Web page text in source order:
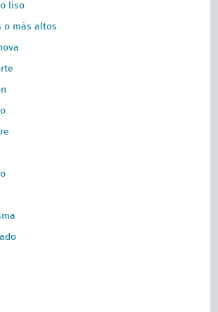
liso
o más altos